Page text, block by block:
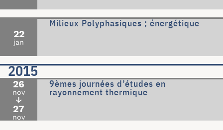
22
jan
Milieux Polyphasiques ; énergétique
2015
26
nov
↓
27
nov
9èmes journées d’études en
rayonnement thermique